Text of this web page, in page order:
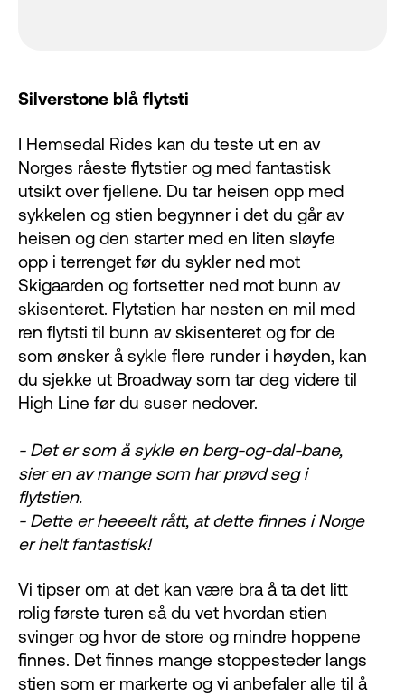
Silverstone blå flytsti
I Hemsedal Rides kan du teste ut en av
Norges råeste flytstier og med fantastisk
utsikt over fjellene. Du tar heisen opp med
sykkelen og stien begynner i det du går av
heisen og den starter med en liten sløyfe
opp i terrenget før du sykler ned mot
Skigaarden og fortsetter ned mot bunn av
skisenteret. Flytstien har nesten en mil med
ren flytsti til bunn av skisenteret og for de
som ønsker å sykle flere runder i høyden, kan
du sjekke ut Broadway som tar deg videre til
High Line før du suser nedover.
- Det er som å sykle en berg-og-dal-bane,
sier en av mange som har prøvd seg i
flytstien.
- Dette er heeeelt rått, at dette finnes i Norge
er helt fantastisk!
Vi tipser om at det kan være bra å ta det litt
rolig første turen så du vet hvordan stien
svinger og hvor de store og mindre hoppene
finnes. Det finnes mange stoppesteder langs
stien som er markerte og vi anbefaler alle til å